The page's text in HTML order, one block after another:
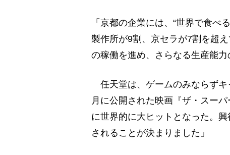
「京都の企業には、“世界で食べ
製作所が9割、京セラが7割を超
の稼働を進め、さらなる生産能力
任天堂は、ゲームのみならずキ
月に公開された映画『ザ・スー
に世界的に大ヒットとなった。
されることが決まりました」